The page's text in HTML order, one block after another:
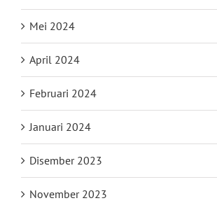
Mei 2024
April 2024
Februari 2024
Januari 2024
Disember 2023
November 2023